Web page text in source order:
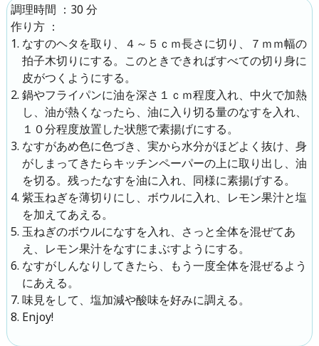
調理時間 ：30 分
作り方
：
なすのヘタを取り、４～５ｃｍ長さに切り、７ｍｍ幅の
拍子木切りにする。このときできればすべての切り身に
皮がつくようにする。
鍋やフライパンに油を深さ１ｃｍ程度入れ、中火で加熱
し、油が熱くなったら、油に入り切る量のなすを入れ、
１０分程度放置した状態で素揚げにする。
なすがあめ色に色づき、実から水分がほどよく抜け、身
がしまってきたらキッチンペーパーの上に取り出し、油
を切る。残ったなすを油に入れ、同様に素揚げする。
紫玉ねぎを薄切りにし、ボウルに入れ、レモン果汁と塩
を加えてあえる。
玉ねぎのボウルになすを入れ、さっと全体を混ぜてあ
え、レモン果汁をなすにまぶすようにする。
なすがしんなりしてきたら、もう一度全体を混ぜるよう
にあえる。
味見をして、塩加減や酸味を好みに調える。
Enjoy!